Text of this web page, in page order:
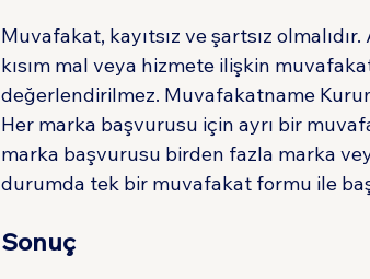
Muvafakat, kayıtsız ve şartsız
kısım mal veya hizmete ilişkin
değerlendirilmez. Muvafakatname
Her marka başvurusu için ayrı bir
marka başvurusu birden fazla marka
durumda tek bir muvafakat formu ile
Sonuç